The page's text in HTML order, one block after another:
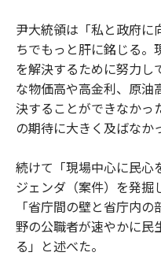
尹大統領は「私と政府に
ちでもっと肝に銘じる
を解決するために努力し
な物価高や高金利、原油
決することができなかっ
の期待に大きく及ばなか
続けて「現場中心に民心
ジェンダ（案件）を発掘
「省庁間の壁と省庁内
野の公職者が速やかに民
る」と述べた。